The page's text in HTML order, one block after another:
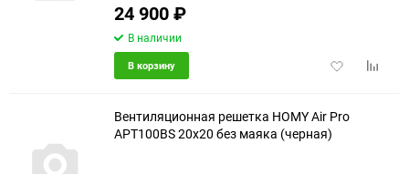
24 900₽
В наличии
Добавить
В корзину
Вентиляционная решетка HOMY Air Pro
APT100BS 20x20 без маяка (черная)